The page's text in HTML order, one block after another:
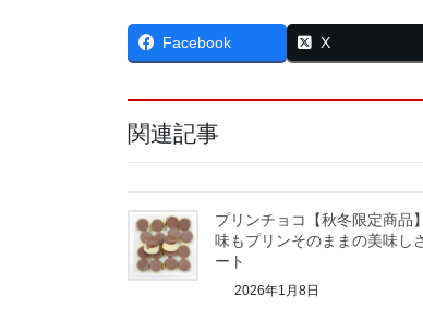
Facebook X
関連記事
プリンチョコ【秋冬限定商品
味もプリンそのままの美味し
ート
2026年1月8日